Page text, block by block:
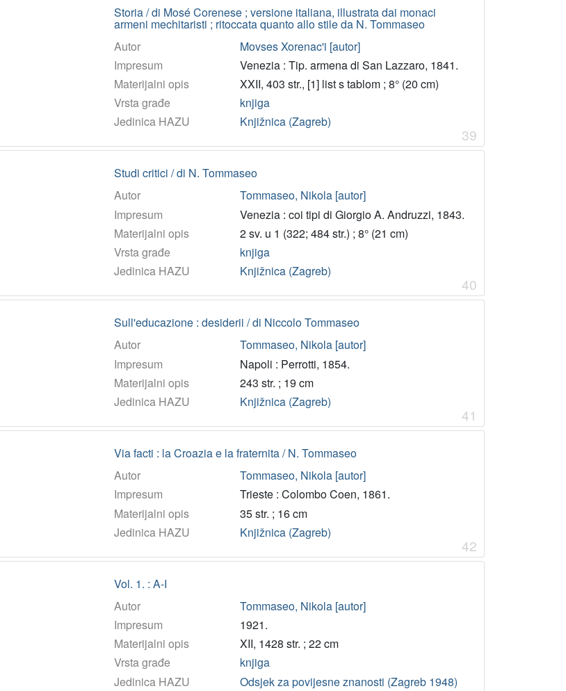
Storia / di Mosé Corenese ; versione italiana, illustrata dai monaci
armeni mechitaristi ; ritoccata quanto allo stile da N. Tommaseo
Autor
Movses Xorenac'i [autor]
Impresum
Venezia : Tip. armena di San Lazzaro, 1841.
Materijalni opis
XXII, 403 str., [1] list s tablom ; 8° (20 cm)
Vrsta građe
knjiga
Jedinica HAZU
Knjižnica (Zagreb)
39
Studi critici / di N. Tommaseo
Autor
Tommaseo, Nikola [autor]
Impresum
Venezia : coi tipi di Giorgio A. Andruzzi, 1843.
Materijalni opis
2 sv. u 1 (322; 484 str.) ; 8° (21 cm)
Vrsta građe
knjiga
Jedinica HAZU
Knjižnica (Zagreb)
40
Sull'educazione : desiderii / di Niccolo Tommaseo
Autor
Tommaseo, Nikola [autor]
Impresum
Napoli : Perrotti, 1854.
Materijalni opis
243 str. ; 19 cm
Jedinica HAZU
Knjižnica (Zagreb)
41
Via facti : la Croazia e la fraternita / N. Tommaseo
Autor
Tommaseo, Nikola [autor]
Impresum
Trieste : Colombo Coen, 1861.
Materijalni opis
35 str. ; 16 cm
Jedinica HAZU
Knjižnica (Zagreb)
42
Vol. 1. : A-I
Autor
Tommaseo, Nikola [autor]
Impresum
1921.
Materijalni opis
XII, 1428 str. ; 22 cm
Vrsta građe
knjiga
Jedinica HAZU
Odsjek za povijesne znanosti (Zagreb 1948)